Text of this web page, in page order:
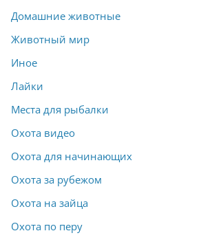
Домашние животные
Животный мир
Иное
Лайки
Места для рыбалки
Охота видео
Охота для начинающих
Охота за рубежом
Охота на зайца
Охота по перу